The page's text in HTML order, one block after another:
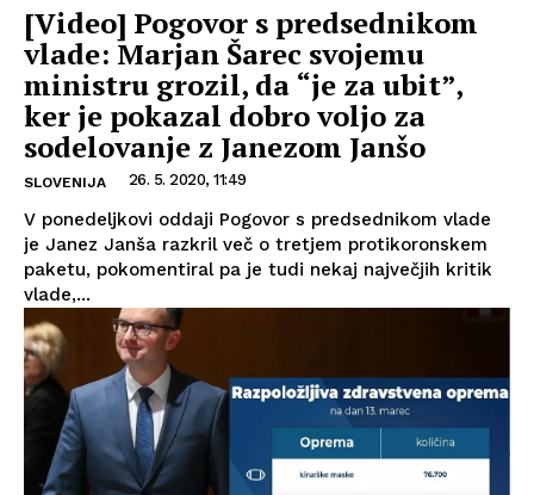
[Video] Pogovor s predsednikom
vlade: Marjan Šarec svojemu
ministru grozil, da “je za ubit”,
ker je pokazal dobro voljo za
sodelovanje z Janezom Janšo
SLOVENIJA 26. 5. 2020, 11:49
V ponedeljkovi oddaji Pogovor s predsednikom vlade
je Janez Janša razkril več o tretjem protikoronskem
paketu, pokomentiral pa je tudi nekaj največjih kritik
vlade,...